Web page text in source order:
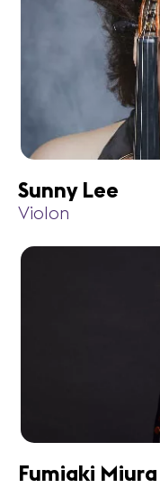
Sunny Lee
Violon
Fumiaki Miura